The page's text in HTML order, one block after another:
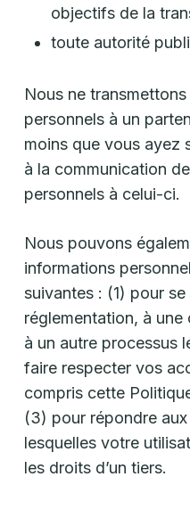
objectifs de la
toute autorité
Nous ne
personnels à un
moins que vous ayez
à la communication
personnels à celui-ci.
Nous pouvons
informations
suivantes : (1) pour
réglementation, à
à un autre processus
faire respecter vos
compris cette
(3) pour répondre
lesquelles votre
les droits d’un tiers.